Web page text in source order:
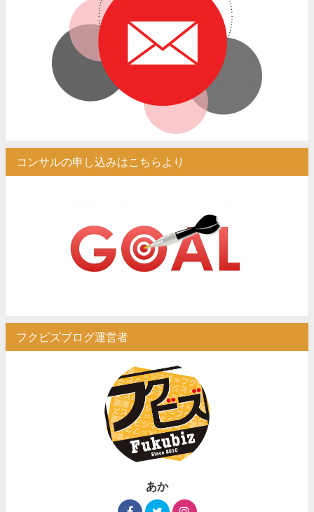
コンサルの申し込みはこちらより
フクビズブログ運営者
あか